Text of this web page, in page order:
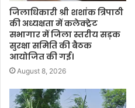
जिलाधिकारी श्री शशांक त्रिपाठी
की अध्यक्षता में कलेक्ट्रेट
सभागार में जिला स्तरीय सड़क
सुरक्षा समिति की बैठक
आयोजित की गई।
August 8, 2026